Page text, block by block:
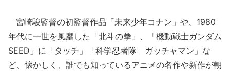
宮崎駿監督の初監督作品「未来少年コナン」や、1980
年代に一世を風靡した「北斗の拳」、「機動戦士ガンダム
SEED」に「タッチ」「科学忍者隊 ガッチャマン」な
ど、懐かしく、誰でも知っているアニメの名作や新作が朝